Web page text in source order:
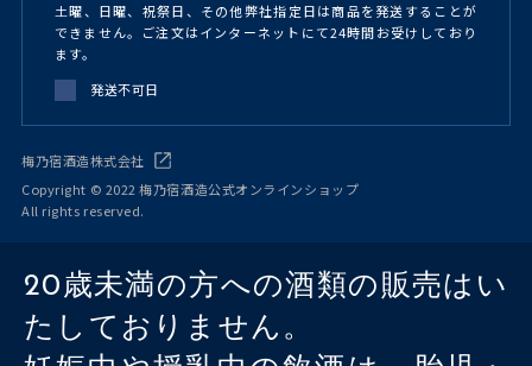
土曜、日曜、祝祭日、その他弊社指定日は商品を発送することが
できません。ご注文はインターネットにて24時間お受けしており
ます。
発送不可日
梅乃宿酒造株式会社
Copyright © 2022 梅乃宿酒造公式オンラインショップ
All rights reserved.
20歳未満の方への酒類の販売はい
たしておりません。